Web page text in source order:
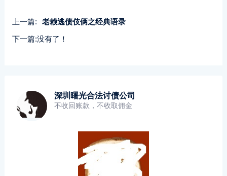
上一篇:
老赖逃债伎俩之经典语录
下一篇:没有了！
深圳曙光合法讨债公司
不收回账款，不收取佣金